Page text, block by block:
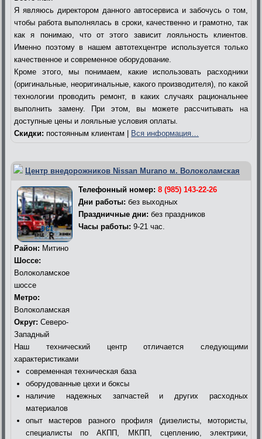
Я являюсь директором данного автосервиса и забочусь о том,
чтобы работа выполнялась в сроки, качественно и грамотно, так
как я понимаю, что от этого зависит лояльность клиентов.
Именно поэтому в нашем автотехцентре используется только
качественное и современное оборудование.
Кроме этого, мы понимаем, какие использовать расходники
(оригинальные, неоригинальные, какого производителя), по какой
технологии проводить ремонт, в каких случаях рациональнее
выполнить замену. При этом, вы можете рассчитывать на
доступные цены и лояльные условия оплаты.
Скидки: постоянным клиентам | Вся информация…
Центр внедорожников Nissan Murano м. Волоколамская
Телефонный номер: 8 (985) 143-22-26
Дни работы: без выходных
Праздничные дни: без праздников
Часы работы: 9-21 час.
Район: Митино
Шоссе:
Волоколамское
шоссе
Метро:
Волоколамская
Округ: Северо-
Западный
Наш технический центр отличается следующими
характеристиками
современная техническая база
оборудованные цехи и боксы
наличие надежных запчастей и других расходных
материалов
опыт мастеров разного профиля (дизелисты, мотористы,
специалисты по АКПП, МКПП, сцеплению, электрики,